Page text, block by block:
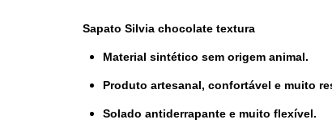
Sapato Silvia chocolate textura
Material sintético sem origem animal.
Produto artesanal, confortável e muito
Solado antiderrapante e muito flexível.